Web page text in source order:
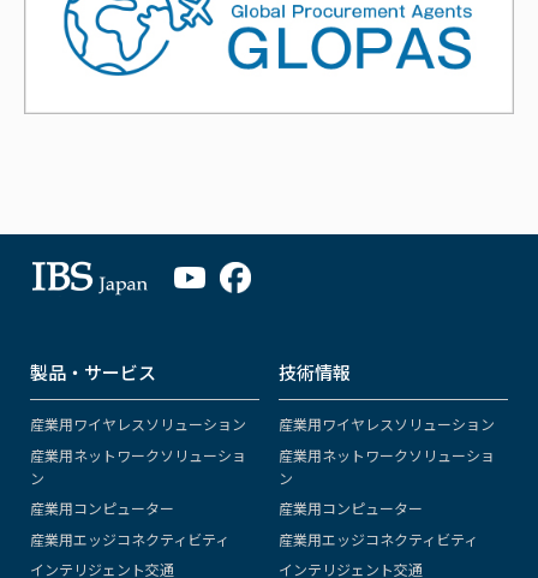
製品・サービス
産業用ワイヤレスソリューション
産業用ネットワークソリューショ
ン
産業用コンピューター
産業用エッジコネクティビティ
インテリジェント交通
技術情報
産業用ワイヤレスソリューション
産業用ネットワークソリューショ
ン
産業用コンピューター
産業用エッジコネクティビティ
インテリジェント交通